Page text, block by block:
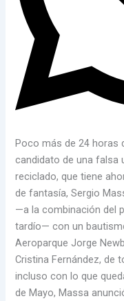
Poco más de 24 horas
candidato de una falsa
reciclado, que tiene
de fantasía, Sergio
—a la combinación del
tardío— con un
Aeroparque Jorge
Cristina Fernández, de
incluso con lo que
de Mayo, Massa